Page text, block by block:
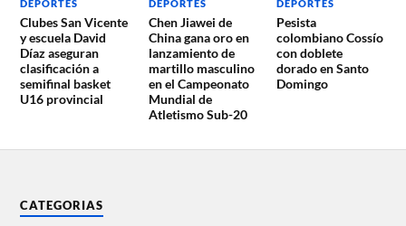
DEPORTES
Clubes San Vicente
y escuela David
Díaz aseguran
clasificación a
semifinal basket
U16 provincial
DEPORTES
Chen Jiawei de
China gana oro en
lanzamiento de
martillo masculino
en el Campeonato
Mundial de
Atletismo Sub-20
DEPORTES
Pesista
colombiano Cossío
con doblete
dorado en Santo
Domingo
CATEGORIAS